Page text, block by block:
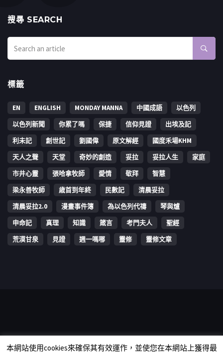
搜㝷 SEARCH
標籤
EN ENGLISH MONDAY MANNA 中國成語
以色列
以色列新聞
你累了嗎 保捷 信仰見證
出埃及記
利未記
創世記 劉國偉 原文解經
國度禾場KHM
天人之聲
天堂 奇妙的創造 妥拉 妥拉人生
家庭
市井心靈
張哈拿牧師 愛情 敬拜
智慧
梁永善牧師
歳首到年終 民數記
清晨妥拉
清晨妥拉2.0
漫畫事件簿 為以色列代禱
琴與爐
申命記
真理 知識 箴言 考門夫人
聖經
荒漠甘泉
見證 週一嗎哪 靈修 靈修文章
rights reserved.
本網站使用cookies來確保其有效運作，並使您在本網站上獲得最